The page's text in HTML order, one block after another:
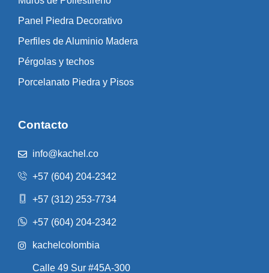
Panel Piedra Decorativo
Perfiles de Aluminio Madera
Pérgolas y techos
Porcelanato Piedra y Pisos
Contacto
info@kachel.co
+57 (604) 204-2342
+57 (312) 253-7734
+57 (604) 204-2342
kachelcolombia
Calle 49 Sur #45A-300